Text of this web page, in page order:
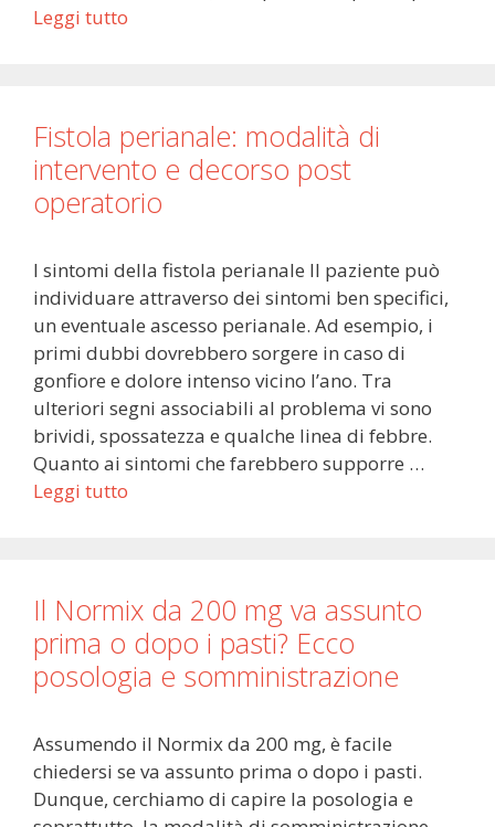
Leggi tutto
Fistola perianale: modalità di
intervento e decorso post
operatorio
I sintomi della fistola perianale Il paziente può
individuare attraverso dei sintomi ben specifici,
un eventuale ascesso perianale. Ad esempio, i
primi dubbi dovrebbero sorgere in caso di
gonfiore e dolore intenso vicino l’ano. Tra
ulteriori segni associabili al problema vi sono
brividi, spossatezza e qualche linea di febbre.
Quanto ai sintomi che farebbero supporre …
Leggi tutto
Il Normix da 200 mg va assunto
prima o dopo i pasti? Ecco
posologia e somministrazione
Assumendo il Normix da 200 mg, è facile
chiedersi se va assunto prima o dopo i pasti.
Dunque, cerchiamo di capire la posologia e